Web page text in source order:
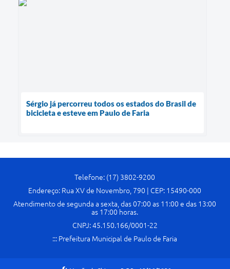
Sérgio já percorreu todos os estados do Brasil de
bicicleta e esteve em Paulo de Faria
Telefone: (17) 3802-9200
Endereço: Rua XV de Novembro, 790 | CEP: 15490-000
Atendimento de segunda a sexta, das 07:00 as 11:00 e das 13:00
as 17:00 horas.
CNPJ: 45.150.166/0001-22
::: Prefeitura Municipal de Paulo de Faria